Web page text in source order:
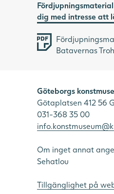
dig med intresse att
Batavernas
Göteborgs
Götaplatsen 412 56
031-368 35 00
Om inget annat
Sehatlou
Tillgänglighet på